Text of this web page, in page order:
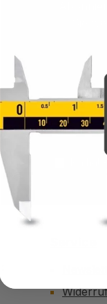
Sie
Diese